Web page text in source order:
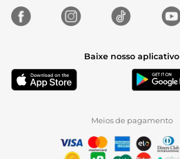
Baixe nosso aplicativo
Meios de pagamento